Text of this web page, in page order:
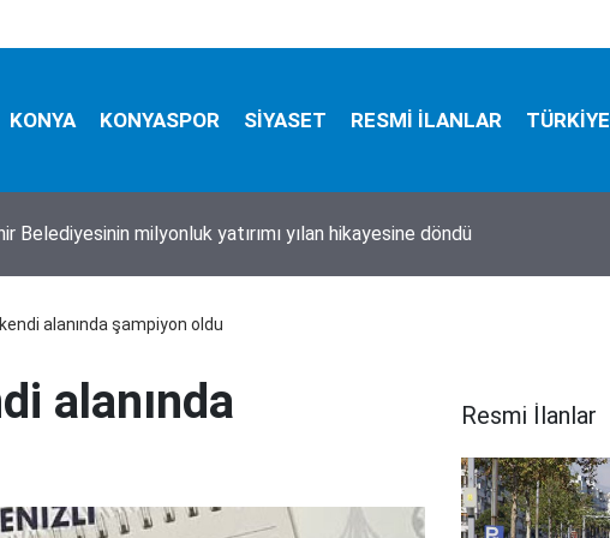
KONYA KONYASPOR SİYASET RESMİ İLANLAR TÜRKİYE
Belediyesinin milyonluk yatırımı yılan hikayesine döndü
alanında şampiyon oldu
alanında
Resmi İlanlar